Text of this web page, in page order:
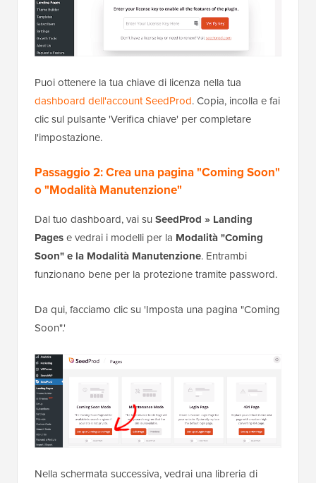
Puoi ottenere la tua chiave di licenza nella tua
dashboard dell'account SeedProd. Copia, incolla e fai
clic sul pulsante 'Verifica chiave' per completare
l'impostazione.
Passaggio 2: Crea una pagina "Coming Soon"
o "Modalità Manutenzione"
Dal tuo dashboard, vai su SeedProd » Landing
Pagese vedrai i modelli per la Modalità "Coming
Soon" e la Modalità Manutenzione. Entrambi
funzionano bene per la protezione tramite password.
Da qui, facciamo clic su 'Imposta una pagina "Coming
Soon".'
Nella schermata successiva, vedrai una libreria di